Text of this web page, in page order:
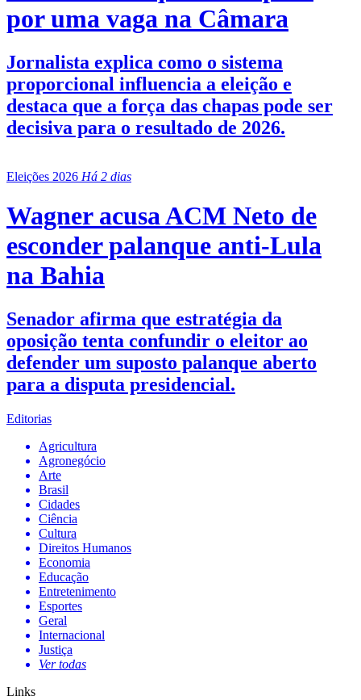
por uma vaga na Câmara
Jornalista explica como o sistema
proporcional influencia a eleição e
destaca que a força das chapas pode ser
decisiva para o resultado de 2026.
Eleições 2026 Há 2 dias
Wagner acusa ACM Neto de
esconder palanque anti-Lula
na Bahia
Senador afirma que estratégia da
oposição tenta confundir o eleitor ao
defender um suposto palanque aberto
para a disputa presidencial.
Editorias
Agricultura
Agronegócio
Arte
Brasil
Cidades
Ciência
Cultura
Direitos Humanos
Economia
Educação
Entretenimento
Esportes
Geral
Internacional
Justiça
Ver todas
Links